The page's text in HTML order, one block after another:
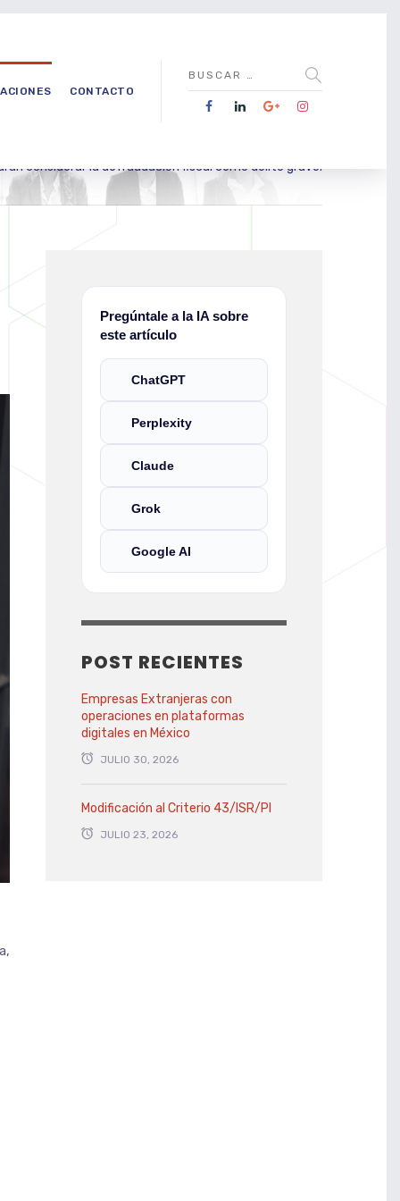
CONTACTO
considerar la defraudación fiscal como delito grave.
Pregúntale a la IA sobre
este artículo
ChatGPT
Perplexity
Claude
Grok
Google AI
POST RECIENTES
Empresas Extranjeras con
operaciones en plataformas
digitales en México
JULIO 30, 2026
Modificación al Criterio 43/ISR/PI
JULIO 23, 2026